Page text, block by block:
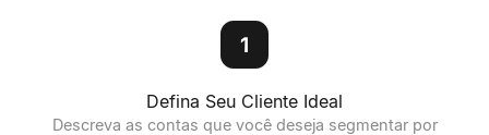
1
Defina Seu Cliente Ideal
Descreva as contas que você deseja segmentar por